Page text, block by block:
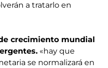
a tratarlo en
crecimiento mundial
«hay que
se normalizará en